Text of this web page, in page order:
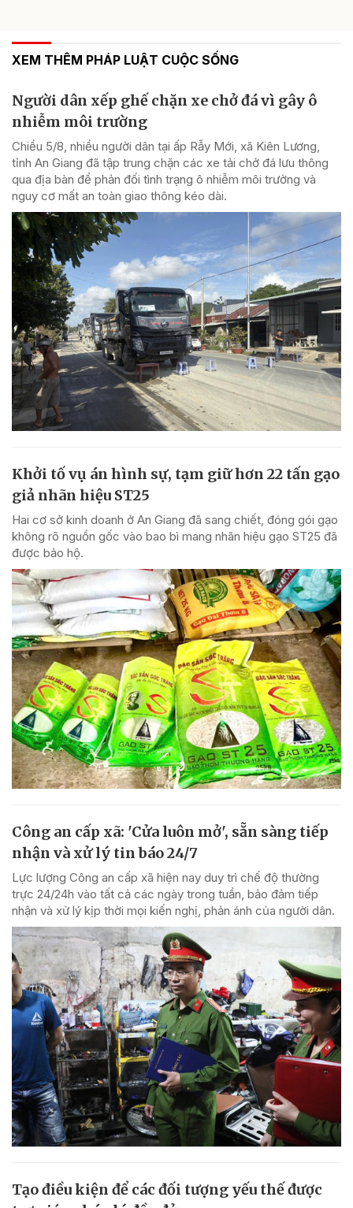
XEM THÊM PHÁP LUẬT CUỘC SỐNG
Người dân xếp ghế chặn xe chở đá vì gây ô
nhiễm môi trường
Chiều 5/8, nhiều người dân tại ấp Rẫy Mới, xã Kiên Lương,
tỉnh An Giang đã tập trung chặn các xe tải chở đá lưu thông
qua địa bàn để phản đối tình trạng ô nhiễm môi trường và
nguy cơ mất an toàn giao thông kéo dài.
Khởi tố vụ án hình sự, tạm giữ hơn 22 tấn gạo
giả nhãn hiệu ST25
Hai cơ sở kinh doanh ở An Giang đã sang chiết, đóng gói gạo
không rõ nguồn gốc vào bao bì mang nhãn hiệu gạo ST25 đã
được bảo hộ.
Công an cấp xã: 'Cửa luôn mở', sẵn sàng tiếp
nhận và xử lý tin báo 24/7
Lực lượng Công an cấp xã hiện nay duy trì chế độ thường
trực 24/24h vào tất cả các ngày trong tuần, bảo đảm tiếp
nhận và xử lý kịp thời mọi kiến nghị, phản ánh của người dân.
Tạo điều kiện để các đối tượng yếu thế được